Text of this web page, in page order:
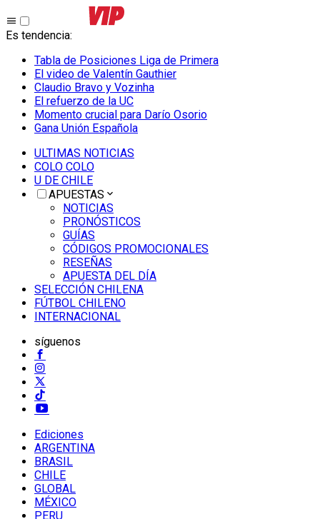
Es tendencia:
Tabla de Posiciones Liga de Primera
El video de Valentín Gauthier
Claudio Bravo y Vozinha
El refuerzo de la UC
Momento crucial para Darío Osorio
Gana Unión Española
ULTIMAS NOTICIAS
COLO COLO
U DE CHILE
APUESTAS
NOTICIAS
PRONÓSTICOS
GUÍAS
CÓDIGOS PROMOCIONALES
RESEÑAS
APUESTA DEL DÍA
SELECCIÓN CHILENA
FÚTBOL CHILENO
INTERNACIONAL
síguenos
Ediciones
ARGENTINA
BRASIL
CHILE
GLOBAL
MÉXICO
PERU